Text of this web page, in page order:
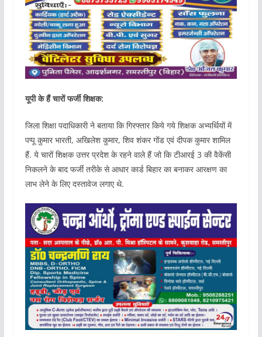
यूपी के हैं चारों फर्जी शिक्षक:
जिला शिक्षा पदाधिकारी ने बताया कि गिरफ्तार किये गये शिक्षक अभ्यर्थियों में
पप्पू कुमार भारती, अखिलेश कुमार, शिव शंकर गोंड एवं दीपक कुमार शामिल
हैं. ये चारों शिक्षक उत्तर प्रदेश के रहने वाले हैं जो कि टीआरई 3 की वैकेंसी
निकलने के बाद फर्जी तरीके से आधार कार्ड बिहार का बनाकर आरक्षण का
लाभ लेने के लिए दस्तावेज लगाए थे.